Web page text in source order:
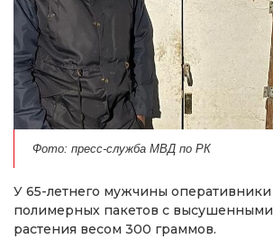
Фото: пресс-служба МВД по РК
У 65-летнего мужчины
полимерных пакетов с высушенными
растения весом 300 граммов.